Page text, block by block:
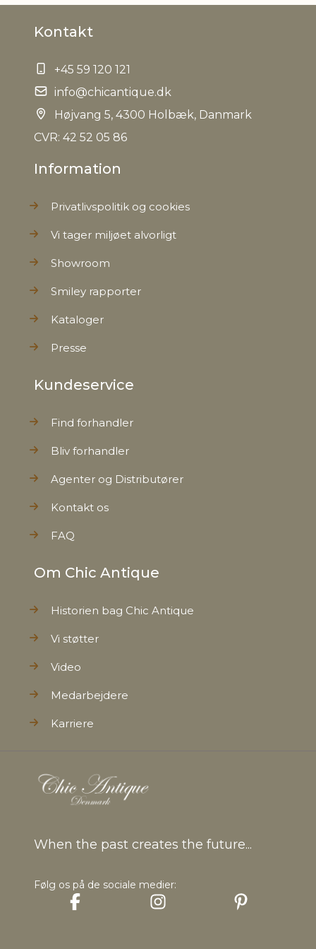
Kontakt
+45 59 120 121
info@chicantique.dk
Højvang 5, 4300 Holbæk, Danmark
CVR: 42 52 05 86
Information
Privatlivspolitik og cookies
Vi tager miljøet alvorligt
Showroom
Smiley rapporter
Kataloger
Presse
Kundeservice
Find forhandler
Bliv forhandler
Agenter og Distributører
Kontakt os
FAQ
Om Chic Antique
Historien bag Chic Antique
Vi støtter
Video
Medarbejdere
Karriere
When the past creates the future...
Følg os på de sociale medier: